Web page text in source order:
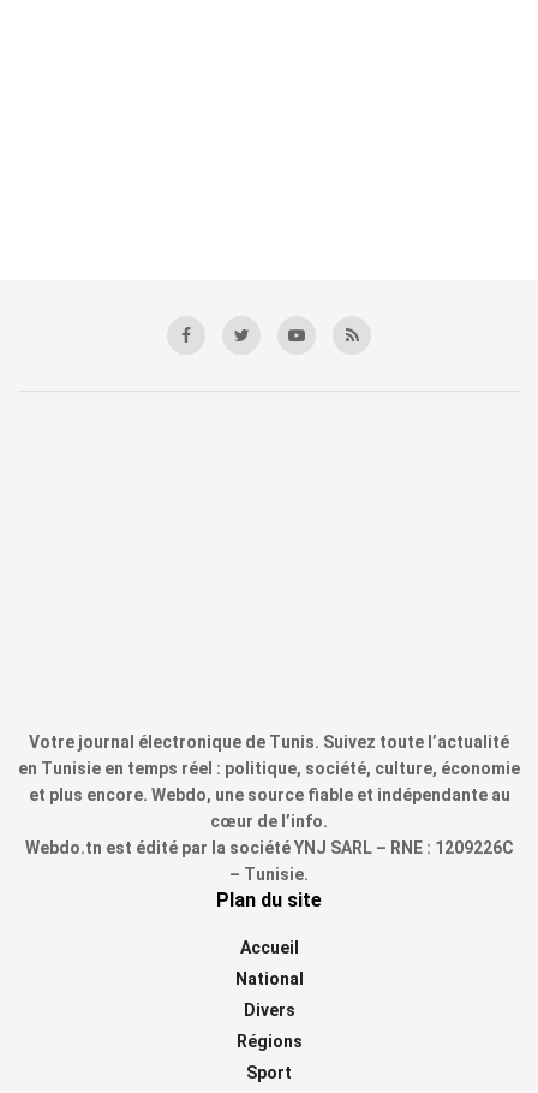
Votre journal électronique de Tunis. Suivez toute l’actualité
en Tunisie en temps réel : politique, société, culture, économie
et plus encore. Webdo, une source fiable et indépendante au
cœur de l’info.
Webdo.tn est édité par la société YNJ SARL – RNE : 1209226C
– Tunisie.
Plan du site
Accueil
National
Divers
Régions
Sport